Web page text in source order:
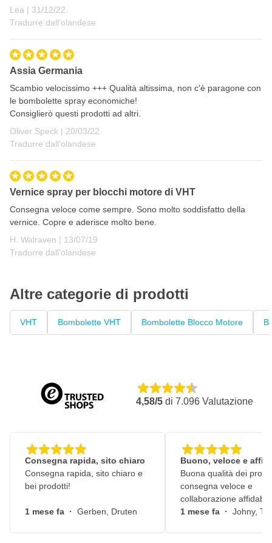
SP135 - GM Blue
SP138 - New Ford Blue
SP139 - GM Satin Black
SP152 - Ford Red
SP153 - Old Ford Blue
SP154 - Grabber Green
SP155 - Chrysler Red
SP756 - Hot Pink
SP760 - Kermit Green
SP995 - Nu-Cast™ Aluminum
SP997 - Nu-Cast™ Iron
SP148 - Light Grey Primer
Spray professionale per motori
Altamente resistente all'olio, ai prodotti chimici e alle
Lea | 31 dicembre 2022
31/12/22
Tradurre dall'olandese
Assia Germania
Scambio velocissimo +++ Qualità altissima, non c'è paragone con
le bombolette spray economiche!
Consiglierò questi prodotti ad altri.
Oliver Speck | 20 marzo 2022
20/03/22
Tradurre dall'olandese
Vernice spray per blocchi motore di VHT
Consegna veloce come sempre. Sono molto soddisfatto della
vernice. Copre e aderisce molto bene.
H. Walraven | 13 luglio 2019
13/07/19
Tradurre dall'olandese
Altre categorie di prodotti
VHT Bombolette VHT Bombolette Blocco Motore
4,58/5 di 7.096 Valutazione
Consegna rapida, sito chiaro
Consegna rapida, sito chiaro e
bei prodotti!
1 mese fa · Gerben, Druten
Buono, veloce e
Buona qualità dei
consegna veloce e
collaborazione
1 mese fa · Johny,